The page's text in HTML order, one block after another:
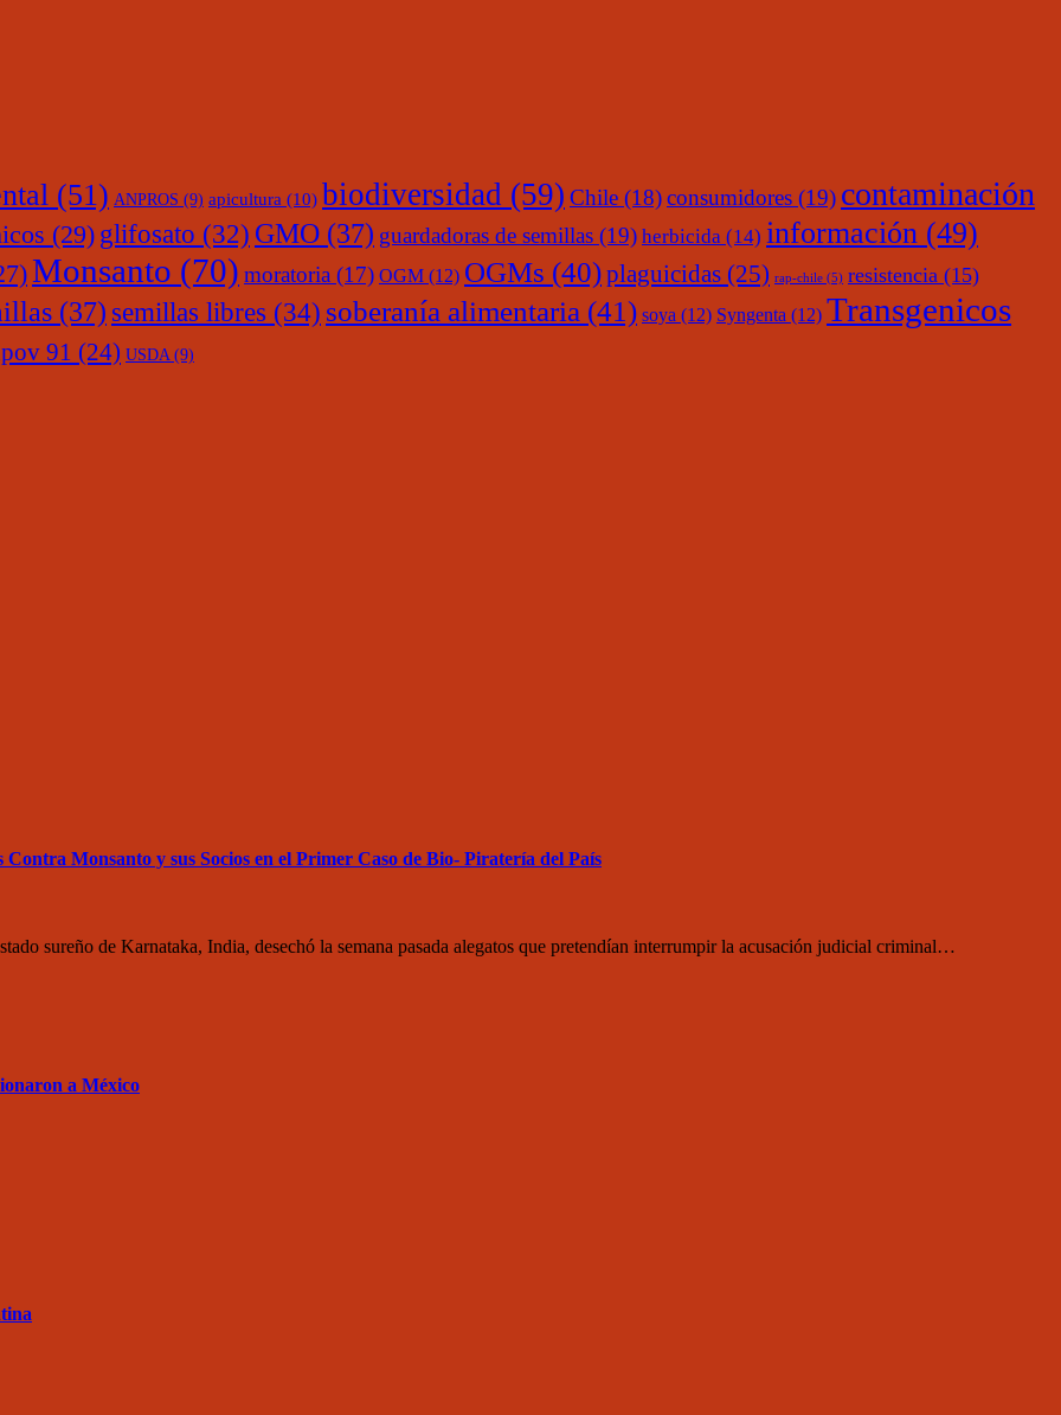
(51) ANPROS (9) apicultura (10) biodiversidad (59) Chile (18)consumidores (19) contaminación
(29) glifosato (32) GMO (37) guardadoras de semillas (19) herbicida (14) información (49)
Monsanto (70) moratoria (17) OGM (12) OGMs (40)plaguicidas (25) rap-chile (5) resistencia (15)
(37) semillas libres (34) soberanía alimentaria (41) soya (12) Syngenta (12) Transgenicos
91 (24) USDA (9)
Monsanto y sus Socios en el Primer Caso de Bio- Piratería del País
sureño de Karnataka, India, desechó la semana pasada alegatos que pretendían interrumpir la acusación judicial criminal…
a México